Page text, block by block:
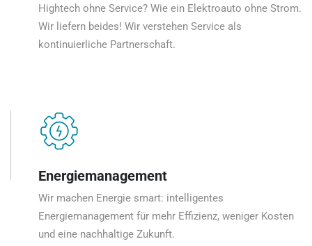
Hightech ohne Service? Wie ein Elektroauto ohne Strom.
Wir liefern beides! Wir verstehen Service als
kontinuierliche Partnerschaft.
Energiemanagement
Wir machen Energie smart: intelligentes
Energiemanagement für mehr Effizienz, weniger Kosten
und eine nachhaltige Zukunft.